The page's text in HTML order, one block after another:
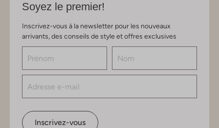
Soyez le premier!
Inscrivez-vous à la newsletter pour les nouveaux
arrivants, des conseils de style et offres exclusives
Inscrivez-vous